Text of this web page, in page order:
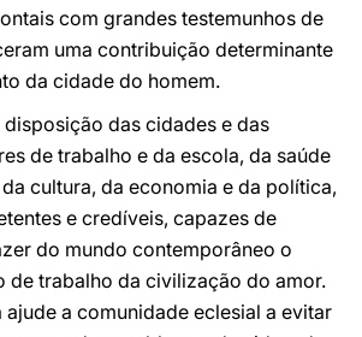
com grandes testemunhos de
uma contribuição determinante
da cidade do homem.
das cidades e das
de trabalho e da escola, da saúde
cultura, da economia e da política,
e credíveis, capazes de
do mundo contemporâneo o
de trabalho da civilização do amor.
a comunidade eclesial a evitar